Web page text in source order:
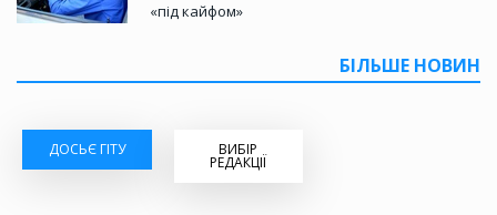
«під кайфом»
БІЛЬШЕ НОВИН
ДОСЬЄ ГІТУ ВИБІР
РЕДАКЦІЇ